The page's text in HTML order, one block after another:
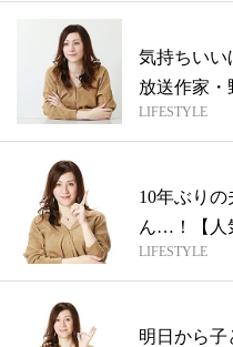
気持ちいい
放送作家・
くら...
LIFESTYLE
10年ぶり
ん…！【人
か...
LIFESTYLE
明日から子